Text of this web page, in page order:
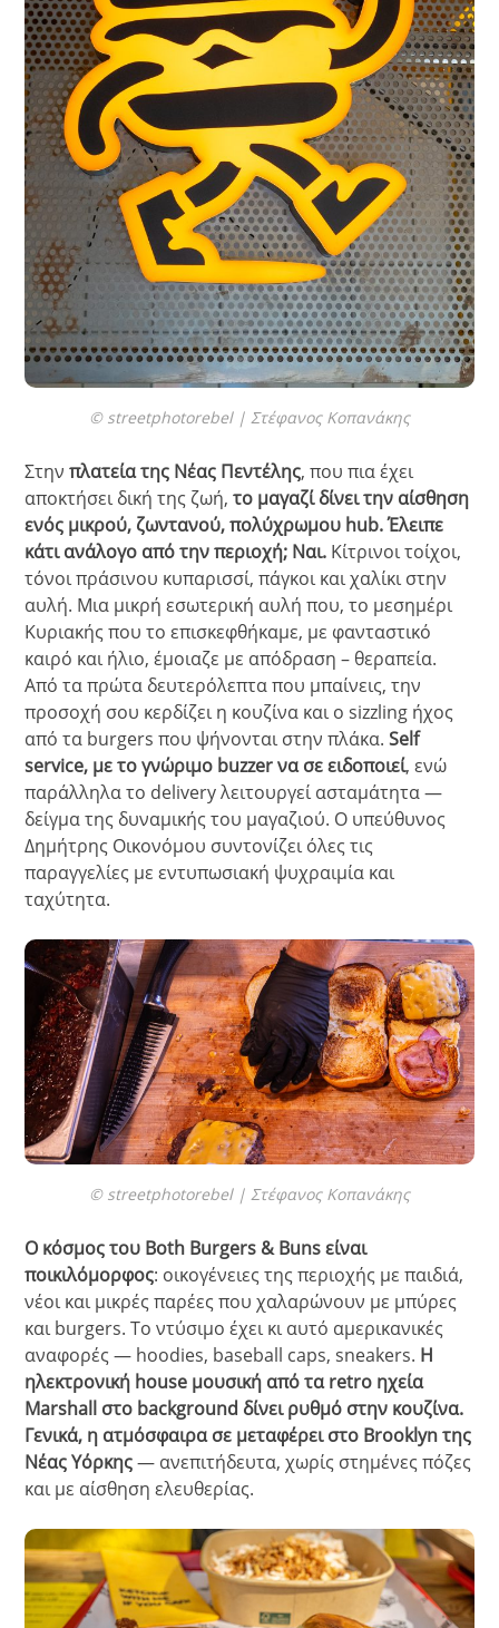
© streetphotorebel | Στέφανος Κοπανάκης
Στηνπλατεία της Νέας Πεντέλης, που πια έχει
αποκτήσει δική της ζωή,το μαγαζί δίνει την αίσθηση
ενός μικρού, ζωντανού, πολύχρωμου hub. Έλειπε
κάτι ανάλογο από την περιοχή; Ναι. Κίτρινοι τοίχοι,
τόνοι πράσινου κυπαρισσί, πάγκοι και χαλίκι στην
αυλή. Μια μικρή εσωτερική αυλή που, το μεσημέρι
Κυριακής που το επισκεφθήκαμε, με φανταστικό
καιρό και ήλιο, έμοιαζε με απόδραση – θεραπεία.
Από τα πρώτα δευτερόλεπτα που μπαίνεις, την
προσοχή σου κερδίζει η κουζίνα και ο sizzling ήχος
από τα burgers που ψήνονται στην πλάκα.Self
service, με το γνώριμο buzzer να σε ειδοποιεί, ενώ
παράλληλα το delivery λειτουργεί ασταμάτητα —
δείγμα της δυναμικής του μαγαζιού. Ο υπεύθυνος
Δημήτρης Οικονόμου συντονίζει όλες τις
παραγγελίες με εντυπωσιακή ψυχραιμία και
ταχύτητα.
© streetphotorebel | Στέφανος Κοπανάκης
Ο κόσμος του Both Burgers & Buns είναι
ποικιλόμορφος: οικογένειες της περιοχής με παιδιά,
νέοι και μικρές παρέες που χαλαρώνουν με μπύρες
και burgers. Το ντύσιμο έχει κι αυτό αμερικανικές
αναφορές — hoodies, baseball caps, sneakers. Η
ηλεκτρονική house μουσική από τα retro ηχεία
Marshall στο background δίνει ρυθμό στην κουζίνα.
Γενικά, η ατμόσφαιρα σε μεταφέρει στο Brooklyn της
Νέας Υόρκης— ανεπιτήδευτα, χωρίς στημένες πόζες
και με αίσθηση ελευθερίας.